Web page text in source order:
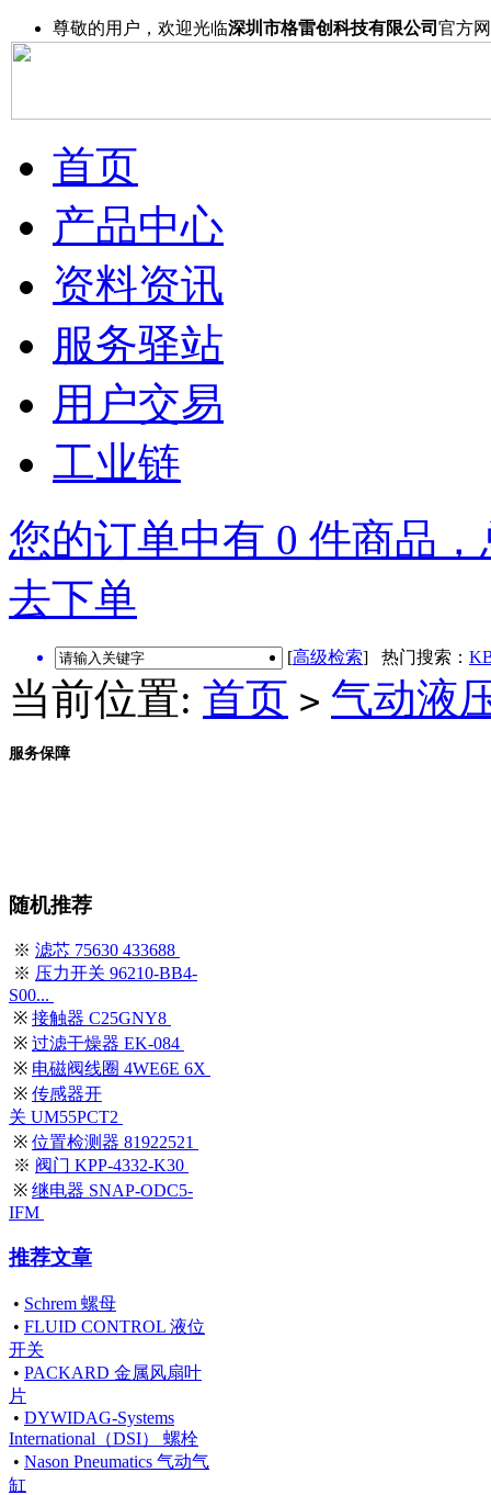
尊敬的用户，欢迎光临深圳市格雷创科技有限公司 官方
首页
产品中心
资料资讯
服务驿站
用户交易
工业链
您的订单中有 0 件商品
去下单
[高级检索] 热门搜索：
当前位置: 首页 > 气动液
服务保障
随机推荐
※ 滤芯 75630 433688
※ 压力开关 96210-BB4-
S00...
※ 接触器 C25GNY8
※ 过滤干燥器 EK-084
※ 电磁阀线圈 4WE6E 6X
※ 传感器开
关 UM55PCT2
※ 位置检测器 81922521
※ 阀门 KPP-4332-K30
※ 继电器 SNAP-ODC5-
IFM
推荐文章
• Schrem 螺母
• FLUID CONTROL 液位
开关
• PACKARD 金属风扇叶
片
• DYWIDAG-Systems
International（DSI） 螺栓
• Nason Pneumatics 气动气
缸